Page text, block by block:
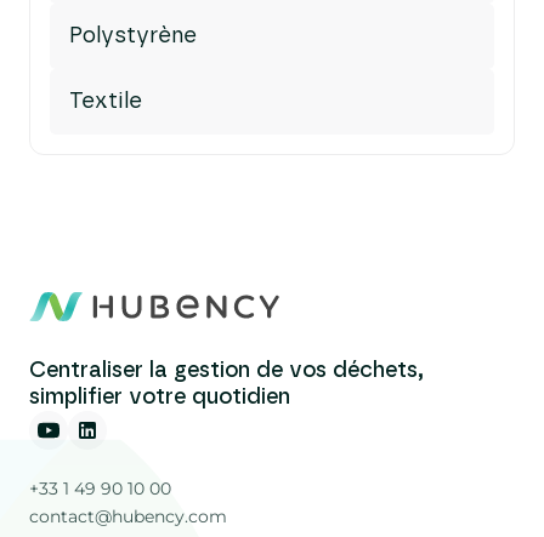
Polystyrène
Textile
Centraliser la gestion de vos déchets,
simplifier votre quotidien
+33 1 49 90 10 00
contact@hubency.com